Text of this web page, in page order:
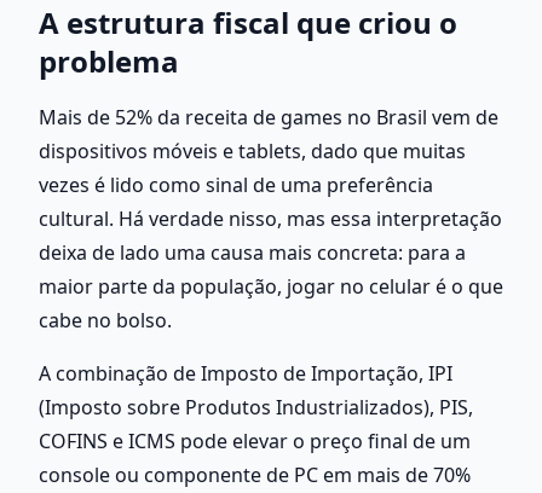
A estrutura fiscal que criou o
problema
Mais de 52% da receita de games no Brasil vem de
dispositivos móveis e tablets, dado que muitas
vezes é lido como sinal de uma preferência
cultural. Há verdade nisso, mas essa interpretação
deixa de lado uma causa mais concreta: para a
maior parte da população, jogar no celular é o que
cabe no bolso.
A combinação de Imposto de Importação, IPI
(Imposto sobre Produtos Industrializados), PIS,
COFINS e ICMS pode elevar o preço final de um
console ou componente de PC em mais de 70%